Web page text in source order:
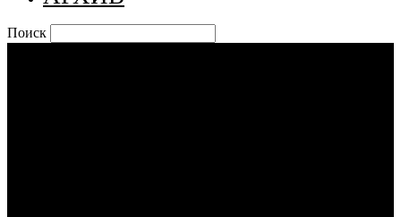
Поиск